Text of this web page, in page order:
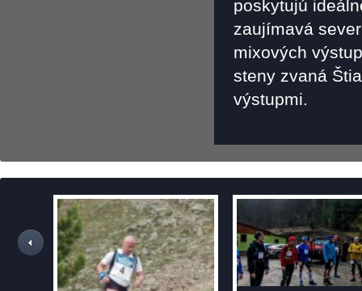
poskytujú
zaujímavá
mixových
steny zvaná
výstupmi.